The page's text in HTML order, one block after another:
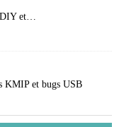
DIY et…
KMIP et bugs USB